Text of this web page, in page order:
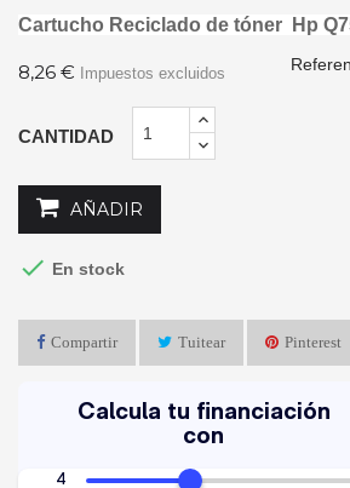
Cartucho Reciclado de tóner Hp
8,26 € Impuestos excluidos
CANTIDAD
AÑADIR
 En stock
Compartir Tuitear Pinterest